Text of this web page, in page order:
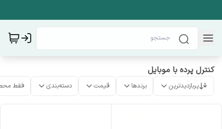
کنترل پرده با موبایل
پربازدیدترین برندها قیمت دسته‌بندی فقط